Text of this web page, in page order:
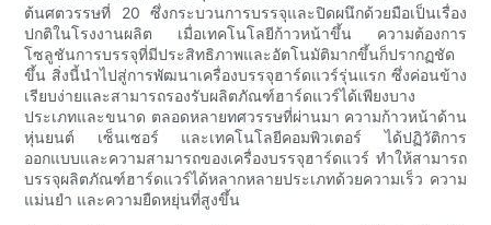
ต้นศตวรรษที่ 20 ซึ่งกระบวนการบรรจุและปิดผนึกด้วยมือเป็นเรื่อง
ปกติในโรงงานผลิต เมื่อเทคโนโลยีก้าวหน้าขึ้น ความต้องการ
โซลูชันการบรรจุที่มีประสิทธิภาพและอัตโนมัติมากขึ้นก็ปรากฏชัด
ขึ้น สิ่งนี้นำไปสู่การพัฒนาเครื่องบรรจุฮาร์ดแวร์รุ่นแรก ซึ่งค่อนข้าง
เรียบง่ายและสามารถรองรับผลิตภัณฑ์ฮาร์ดแวร์ได้เพียงบาง
ประเภทและขนาด ตลอดหลายทศวรรษที่ผ่านมา ความก้าวหน้าด้าน
หุ่นยนต์ เซ็นเซอร์ และเทคโนโลยีคอมพิวเตอร์ ได้ปฏิวัติการ
ออกแบบและความสามารถของเครื่องบรรจุฮาร์ดแวร์ ทำให้สามารถ
บรรจุผลิตภัณฑ์ฮาร์ดแวร์ได้หลากหลายประเภทด้วยความเร็ว ความ
แม่นยำ และความยืดหยุ่นที่สูงขึ้น